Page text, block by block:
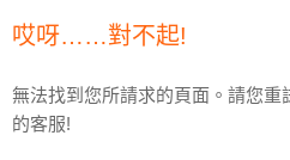
哎呀……對不起!
無法找到您所請求的頁面。請您重
的客服!